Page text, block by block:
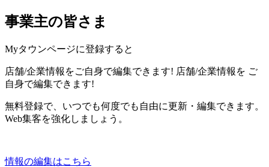
事業主の皆さま
Myタウンページに登録すると
店舗/企業情報をご自身で編集できます! 店舗/企業情報を ご
自身で編集できます!
無料登録で、いつでも何度でも自由に更新・編集できます。
Web集客を強化しましょう。
情報の編集はこちら